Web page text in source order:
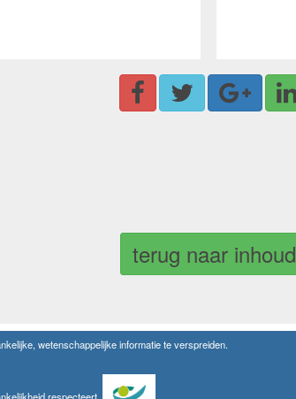
terug naar inhoud
wetenschappelijke informatie te verspreiden.
respecteert.